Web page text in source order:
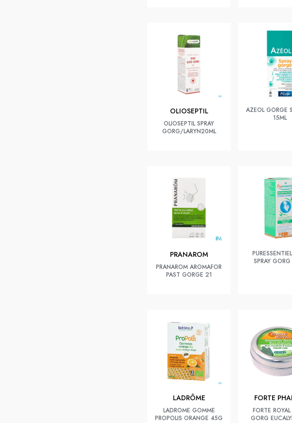
OLIOSEPTIL
OLIOSEPTIL SPRAY
GORG/LARYN20ML
AZEOL GORGE
15ML
PRANAROM
PRANAROM AROMAFOR
PAST GORGE 21
SPRAY
LADRÔME
LADROME GOMME
PROPOLIS ORANGE 45G
FORTE
FORTE
GORG